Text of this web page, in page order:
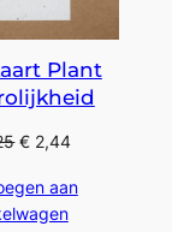
Plant
€ 2,44
aan